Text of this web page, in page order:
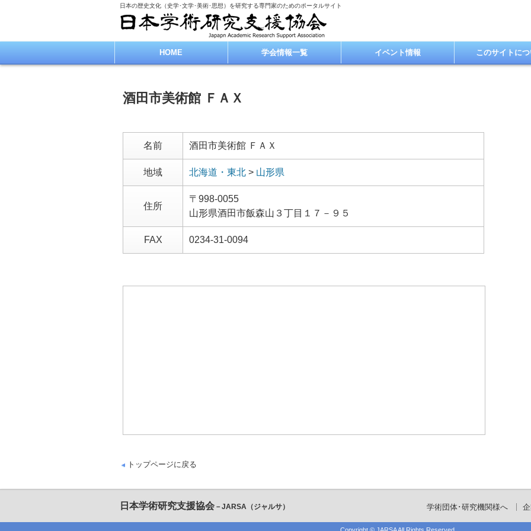
日本の歴史文化（史学･文学･美術･思想）を研究する専門家のためのポータルサイト
HOME 学会情報一覧 イベント情報 このサイトに
酒田市美術館 ＦＡＸ
名前 酒田市美術館 ＦＡＸ
地域 北海道・東北 > 山形県
住所
〒998-0055
山形県酒田市飯森山３丁目１７－９５
FAX 0234-31-0094
トップページに戻る
日本学術研究支援協会 －JARSA（ジャルサ） 学術団体･研究機関様へ